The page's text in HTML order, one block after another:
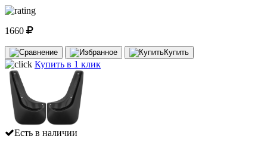
1660
Купить
Купить в 1 клик
Есть в наличии